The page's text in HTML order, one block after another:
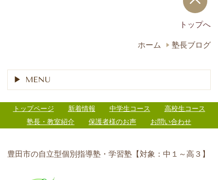
トップへ
ホーム 塾長ブログ
MENU
トップページ 新着情報 中学生コース
高校生コース
塾長・教室紹介
保護者様のお声 お問い合わせ
豊田市の自立型個別指導塾・学習塾【対象：中１～高３】